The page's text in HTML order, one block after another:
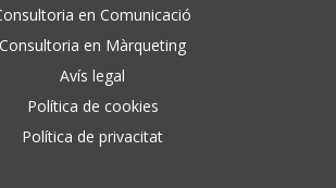
en Comunicació
Consultoria en Màrqueting
Avís legal
Política de cookies
Política de privacitat